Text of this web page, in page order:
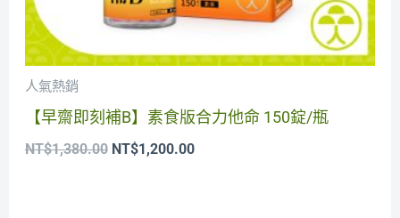
o
k
人氣熱銷
【早齋即刻補B】素食版合力他命 150錠/瓶
NT$1,380.00 NT$1,200.00